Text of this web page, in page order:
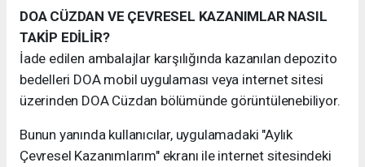
DOA CÜZDAN VE ÇEVRESEL KAZANIMLAR NASIL
TAKİP EDİLİR?
İade edilen ambalajlar karşılığında kazanılan depozito
bedelleri DOA mobil uygulaması veya internet sitesi
üzerinden DOA Cüzdan bölümünde görüntülenebiliyor.
Bunun yanında kullanıcılar, uygulamadaki "Aylık
Çevresel Kazanımlarım" ekranı ile internet sitesindeki